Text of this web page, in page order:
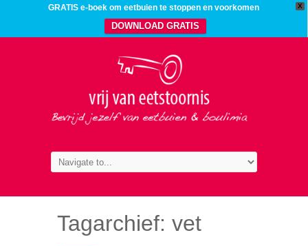
X
GRATIS e-boek om eetbuien te stoppen en voorkomen
DOWNLOAD GRATIS
Tagarchief: vet